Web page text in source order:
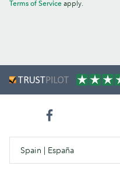
Terms of Service apply.
Spain | España